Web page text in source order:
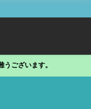
ございます。